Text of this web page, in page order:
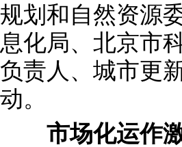
规划和自然资源
息化局、北京市
负责人、城市更
动。
市场化运作激